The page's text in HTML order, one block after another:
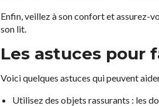
Enfin, veillez à son confort et assurez-
son lit.
Les astuces pour
Voici quelques astuces qui peuvent
Utilisez des objets rassurants : les